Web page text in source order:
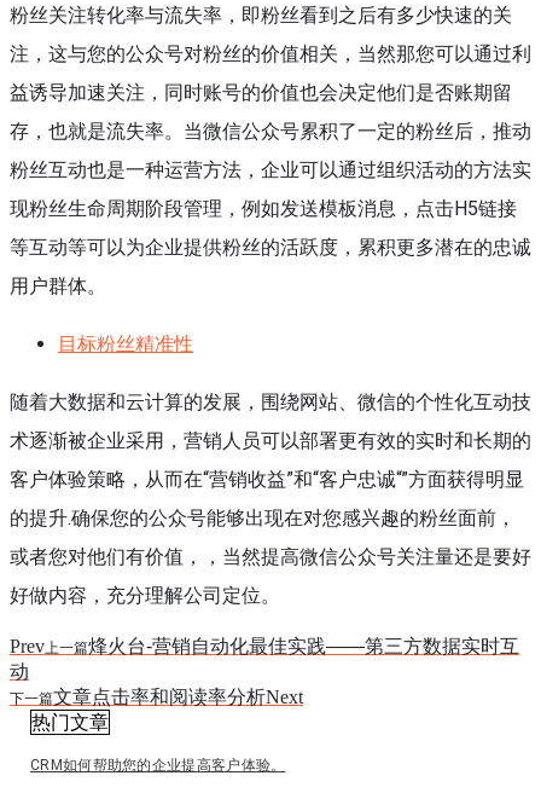
粉丝关注转化率与流失率，即粉丝看到之后有多少快速的关
注，这与您的公众号对粉丝的价值相关，当然那您可以通过利
益诱导加速关注，同时账号的价值也会决定他们是否账期留
存，也就是流失率。当微信公众号累积了一定的粉丝后，推动
粉丝互动也是一种运营方法，企业可以通过组织活动的方法实
现粉丝生命周期阶段管理，例如发送模板消息，点击H5链接
等互动等可以为企业提供粉丝的活跃度，累积更多潜在的忠诚
用户群体。
目标粉丝精准性
随着大数据和云计算的发展，围绕网站、微信的个性化互动技
术逐渐被企业采用，营销人员可以部署更有效的实时和长期的
客户体验策略，从而在“营销收益”和“客户忠诚“”方面获得明显
的提升.确保您的公众号能够出现在对您感兴趣的粉丝面前，
或者您对他们有价值，，当然提高微信公众号关注量还是要好
好做内容，充分理解公司定位。
Prev上一篇烽火台-营销自动化最佳实践——第三方数据实时互
动
下一篇文章点击率和阅读率分析Next
热门文章
CRM如何帮助您的企业提高客户体验。